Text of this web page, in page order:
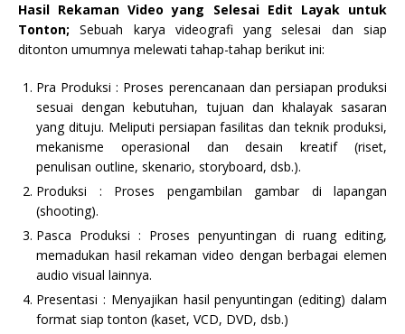
Hasil Rekaman Video yang Selesai Edit Layak untuk
Tonton;Sebuah karya videografi yang selesai dan siap
ditonton umumnya melewati tahap-tahap berikut ini:
Pra Produksi : Proses perencanaan dan persiapan produksi
sesuai dengan kebutuhan, tujuan dan khalayak sasaran
yang dituju. Meliputi persiapan fasilitas dan teknik produksi,
mekanisme operasional dan desain kreatif (riset,
penulisan outline, skenario, storyboard, dsb.).
Produksi : Proses pengambilan gambar di lapangan
(shooting).
Pasca Produksi : Proses penyuntingan di ruang editing,
memadukan hasil rekaman video dengan berbagai elemen
audio visual lainnya.
Presentasi : Menyajikan hasil penyuntingan (editing) dalam
format siap tonton (kaset, VCD, DVD, dsb.)